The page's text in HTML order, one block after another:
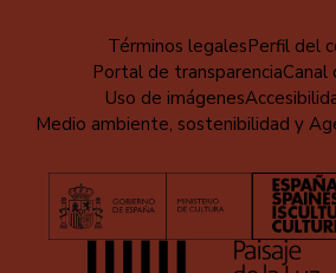
pie
Términos legalesPerfil del
Portal de transparenciaCanal
Uso de imágenes
Medio ambiente, sostenibilidad y